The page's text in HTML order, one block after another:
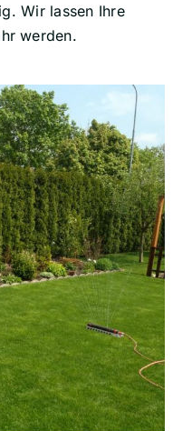
Wir lassen Ihre
werden.